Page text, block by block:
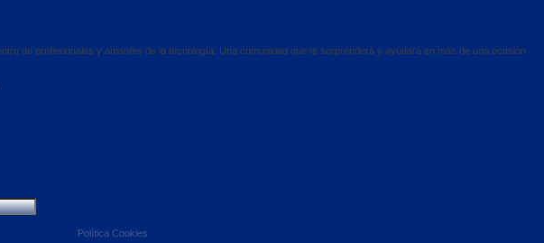
de profesionales y amantes de la tecnología. Una comunidad que te sorprenderá y ayudará en más de una ocasión
Política Cookies